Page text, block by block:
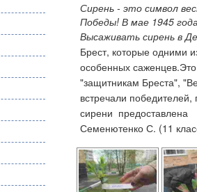
Сирень - это символ
Победы! В мае 1945
Высаживать сирень в
Брест, которые одними
особенных саженцев.
"защитникам Бреста",
встречали
сирени предоставлена
Семенютенко С. (11